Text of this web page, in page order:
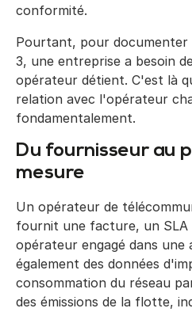
conformité.
Pourtant, pour documenter
3, une entreprise a besoin
opérateur détient. C'est là
relation avec l'opérateur
fondamentalement.
Du fournisseur au
mesure
Un opérateur de
fournit une facture, un SLA
opérateur engagé dans
également des données
consommation du réseau
des émissions de la flotte,